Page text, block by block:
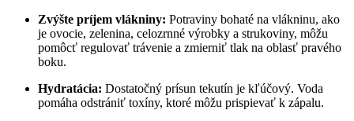
Zvýšte príjem vlákniny: Potraviny bohaté na vlákninu, ako
je ovocie, zelenina, celozrnné výrobky a strukoviny, môžu
pomôcť regulovať trávenie a zmierniť tlak na oblasť pravého
boku.
Hydratácia: Dostatočný prísun tekutín je kľúčový. Voda
pomáha odstrániť toxíny, ktoré môžu prispievať k zápalu.